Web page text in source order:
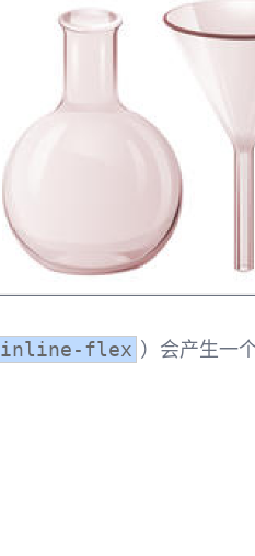
inline-flex ）会产生一